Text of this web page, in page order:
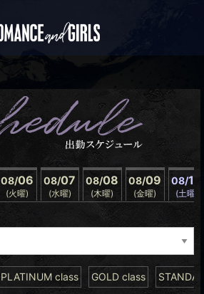
08/06
(火曜)
08/07
(水曜)
08/08
(木曜)
08/09
(金曜)
08/10
(土曜)
PLATINUM class GOLD class